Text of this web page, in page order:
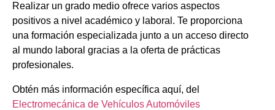
Realizar un grado medio ofrece varios aspectos
positivos a nivel académico y laboral. Te proporciona
una formación especializada junto a un acceso directo
al mundo laboral gracias a la oferta de prácticas
profesionales.
Obtén más información específica aquí, del
Electromecánica de Vehículos Automóviles